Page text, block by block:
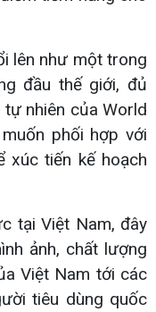
lên như một trong
đầu thế giới, đủ
nhiên của World
phối hợp với
xúc tiến kế hoạch
tại Việt Nam, đây
ảnh, chất lượng
Việt Nam tới các
tiêu dùng quốc